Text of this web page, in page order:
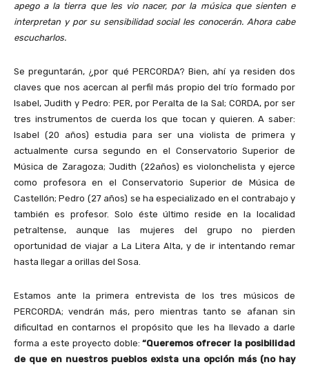
apego a la tierra que les vio nacer, por la música que sienten e
interpretan y por su sensibilidad social les conocerán. Ahora cabe
escucharlos.
Se preguntarán, ¿por qué PERCORDA? Bien, ahí ya residen dos
claves que nos acercan al perfil más propio del trío formado por
Isabel, Judith y Pedro: PER, por Peralta de la Sal; CORDA, por ser
tres instrumentos de cuerda los que tocan y quieren. A saber:
Isabel (20 años) estudia para ser una violista de primera y
actualmente cursa segundo en el Conservatorio Superior de
Música de Zaragoza; Judith (22años) es violonchelista y ejerce
como profesora en el Conservatorio Superior de Música de
Castellón; Pedro (27 años) se ha especializado en el contrabajo y
también es profesor. Solo éste último reside en la localidad
petraltense, aunque las mujeres del grupo no pierden
oportunidad de viajar a La Litera Alta, y de ir intentando remar
hasta llegar a orillas del Sosa.
Estamos ante la primera entrevista de los tres músicos de
PERCORDA; vendrán más, pero mientras tanto se afanan sin
dificultad en contarnos el propósito que les ha llevado a darle
forma a este proyecto doble:“Queremos ofrecer la posibilidad
de que en nuestros pueblos exista una opción más (no hay